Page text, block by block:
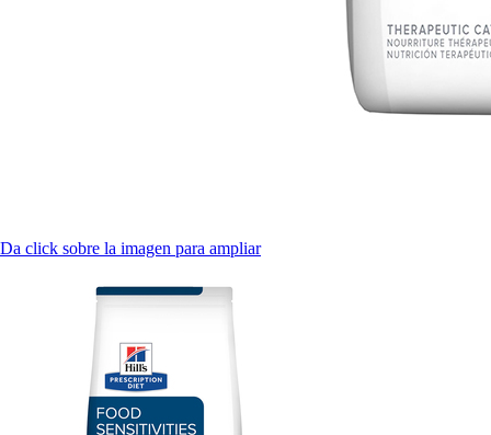
Da click sobre la imagen para ampliar